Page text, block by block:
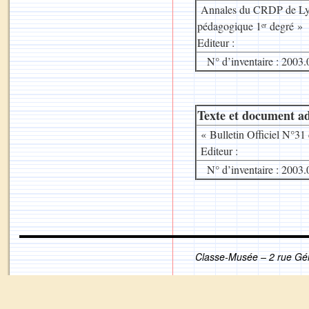
Annales du CRDP de
pédagogique 1erdegré »
Editeur :
N° d’inventaire :
Texte et document
« Bulletin Officiel N°31
Editeur :
N° d’inventaire :
Classe-Musée – 2 rue